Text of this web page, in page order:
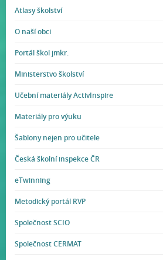
Atlasy školství
O naší obci
Portál škol jmkr.
Ministerstvo školství
Učební materiály ActivInspire
Materiály pro výuku
Šablony nejen pro učitele
Česká školní inspekce ČR
eTwinning
Metodický portál RVP
Společnost SCIO
Společnost CERMAT